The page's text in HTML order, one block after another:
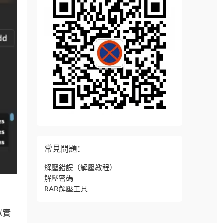
實
常見問題：
解壓錯誤 （解壓教程）
解壓密碼
RAR解壓工具